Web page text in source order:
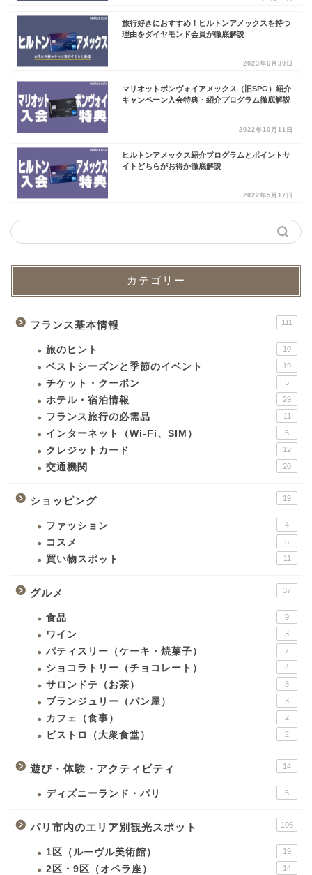
旅行好きにおすすめ！ヒルトンアメックスを持つ
理由をダイヤモンド会員が徹底解説
2023年6月30日
マリオットボンヴォイアメックス（旧SPG）紹介
キャンペーン入会特典・紹介プログラム徹底解説
2022年10月11日
ヒルトンアメックス紹介プログラムとポイントサ
イトどちらがお得か徹底解説
2022年5月17日
カテゴリー
フランス基本情報 111
旅のヒント 10
ベストシーズンと季節のイベント 19
チケット・クーポン 5
ホテル・宿泊情報 29
フランス旅行の必需品 11
インターネット（Wi-Fi、SIM） 5
クレジットカード 12
交通機関 20
ショッピング 19
ファッション 4
コスメ 5
買い物スポット 11
グルメ 37
食品 9
ワイン 3
パティスリー（ケーキ・焼菓子） 7
ショコラトリー（チョコレート） 4
サロンドテ（お茶） 8
ブランジュリー（パン屋） 3
カフェ（食事） 2
ビストロ（大衆食堂） 2
遊び・体験・アクティビティ 14
ディズニーランド・パリ 5
パリ市内のエリア別観光スポット 106
1区（ルーヴル美術館） 19
2区・9区（オペラ座） 14